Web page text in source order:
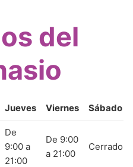
del
Jueves Viernes Sábado
De
9:00 a
21:00
De 9:00
a 21:00
Cerrado